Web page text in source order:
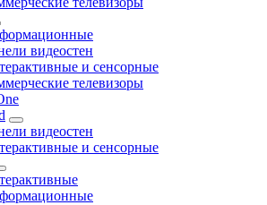
видеостен
и сенсорные
телевизоры
видеостен
и сенсорные